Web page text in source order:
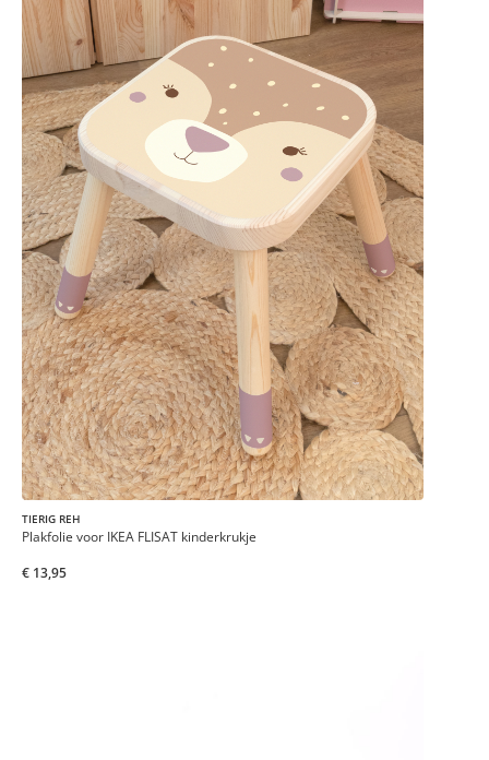
TIERIG REH
Plakfolie voor IKEA FLISAT kinderkrukje
€ 13,95